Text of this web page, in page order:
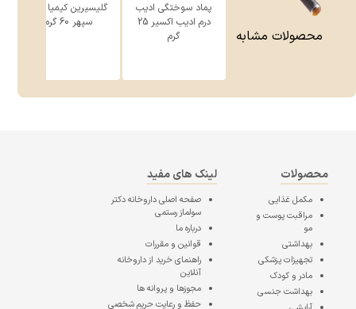
محصولات مشابه
پماد سوختگی ادیب
درم ادیب اکسیر 25
گرم
گلیسیرین کیمیا دارو
سپهر 60 گرم
محصولات
مکمل غذایی
مراقبت پوست و
مو
بهداشتی
تجهیزات پزشکی
مادر و کودک
بهداشت جنسی
لینک های مفید
صفحه اصلیداروخانه دکتر
سولماز رستمی
درباره ما
قوانین و مقررات
راهنمای خرید از داروخانه
آنلاین
مجوزها و پروانه ها
حفظ و رعایت حریم شخصی